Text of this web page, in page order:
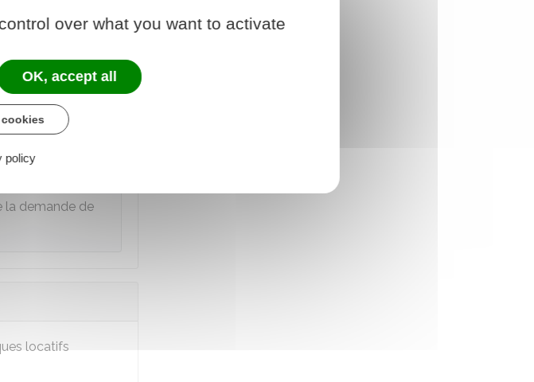
chaque caution
de l'engagement
dans le bail.
de cautionnement
l'engagement de
la demande de
locatifs
over what you want to activate
OK, accept all
policy